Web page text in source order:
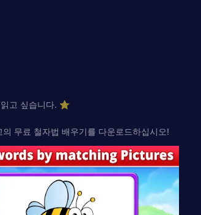
고 싶습니다. ⭐
무료 철자법 배우기를 다운로드하십시오!